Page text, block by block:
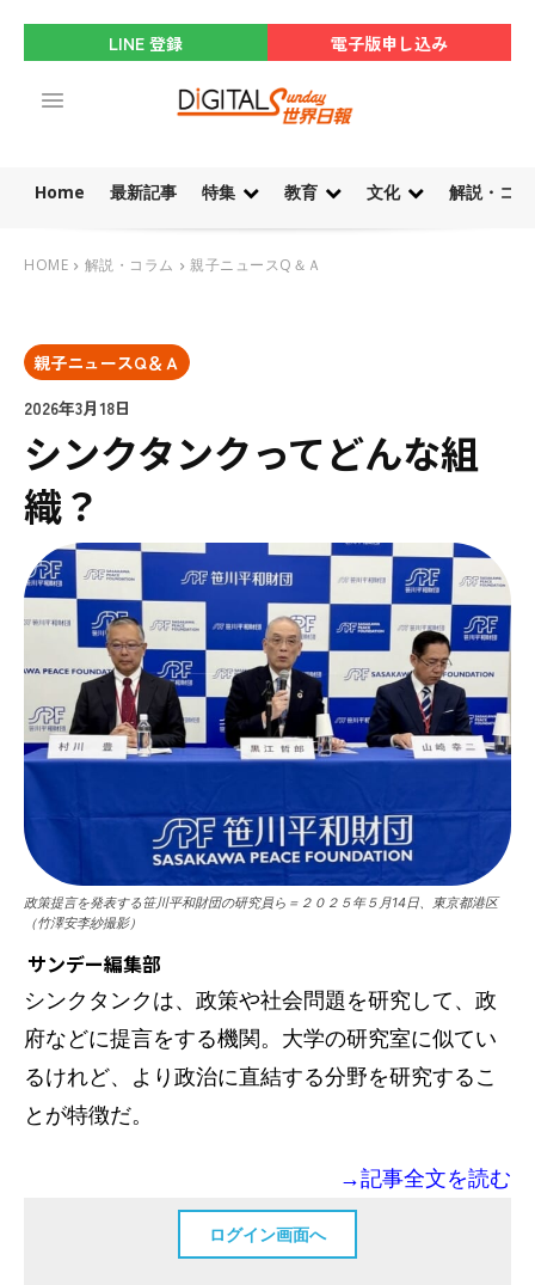
LINE 登録 電子版申し込み
Home 最新記事 特集 教育 文化 解説・コ
HOME 解説・コラム 親子ニュースQ＆Ａ
親子ニュースQ＆Ａ
2026年3月18日
シンクタンクってどんな組
織？
政策提言を発表する笹川平和財団の研究員ら＝２０２５年５月14日、東京都港区
（竹澤安李紗撮影）
サンデー編集部
シンクタンクは、政策や社会問題を研究して、政
府などに提言をする機関。大学の研究室に似てい
るけれど、より政治に直結する分野を研究するこ
とが特徴だ。
→記事全文を読む
ログイン画面へ